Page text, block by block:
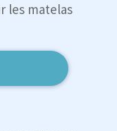
les matelas